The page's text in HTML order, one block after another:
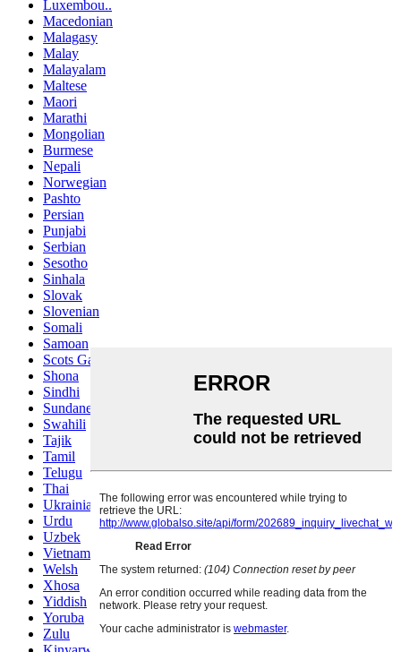
Luxembou..
Macedonian
Malagasy
Malay
Malayalam
Maltese
Maori
Marathi
Mongolian
Burmese
Nepali
Norwegian
Pashto
Persian
Punjabi
Serbian
Sesotho
Sinhala
Slovak
Slovenian
Somali
Samoan
Scots Gaelic
Shona
Sindhi
Sundanese
Swahili
Tajik
Tamil
Telugu
Thai
Ukrainian
Urdu
Uzbek
Vietnamese
Welsh
Xhosa
Yiddish
Yoruba
Zulu